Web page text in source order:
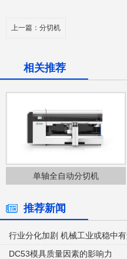
上一篇 ：分切机
相关推荐
单轴全自动分切机
推荐新闻
行业分化加剧 机械工业或稳中
DC53模具质量因素的影响力